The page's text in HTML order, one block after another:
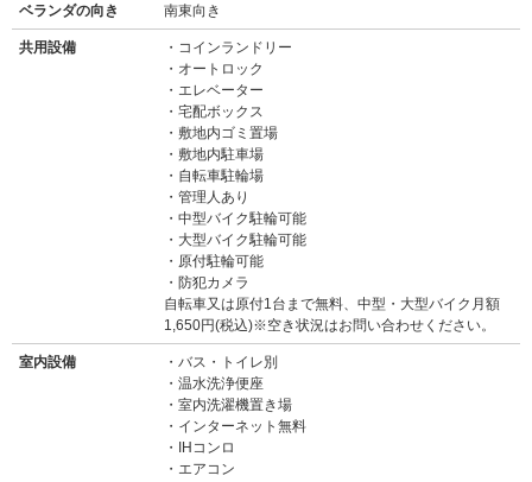
ベランダの向き 南東向き
共用設備
コインランドリー
オートロック
エレベーター
宅配ボックス
敷地内ゴミ置場
敷地内駐車場
自転車駐輪場
管理人あり
中型バイク駐輪可能
大型バイク駐輪可能
原付駐輪可能
防犯カメラ
自転車又は原付1台まで無料、中型・大型バイク月額
1,650円(税込)※空き状況はお問い合わせください。
室内設備
バス・トイレ別
温水洗浄便座
室内洗濯機置き場
インターネット無料
IHコンロ
エアコン